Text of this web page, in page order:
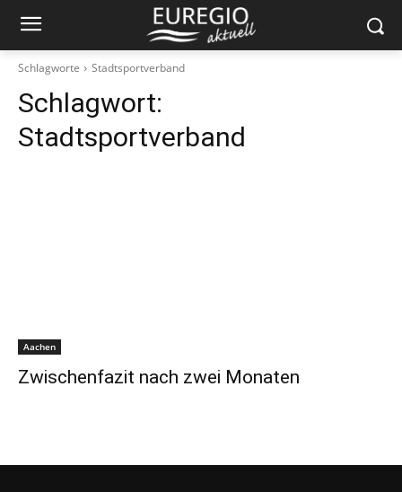
Schlagworte Stadtsportverband
Schlagwort:
Stadtsportverband
Aachen
Zwischenfazit nach zwei Monaten